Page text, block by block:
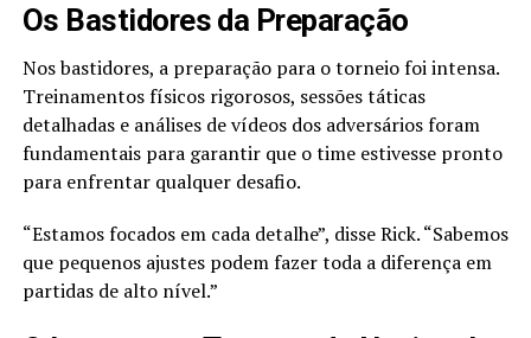
Os Bastidores da Preparação
Nos bastidores, a preparação para o torneio foi intensa.
Treinamentos físicos rigorosos, sessões táticas
detalhadas e análises de vídeos dos adversários foram
fundamentais para garantir que o time estivesse pronto
para enfrentar qualquer desafio.
“Estamos focados em cada detalhe”, disse Rick. “Sabemos
que pequenos ajustes podem fazer toda a diferença em
partidas de alto nível.”